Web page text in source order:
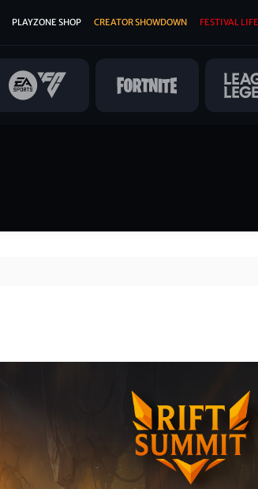
PLAYZONE SHOP CREATOR SHOWDOWN FESTIVAL